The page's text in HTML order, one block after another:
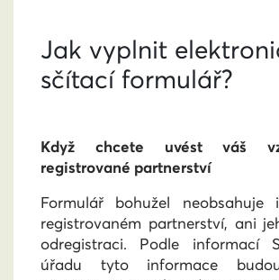
Jak vyplnit
sčítací formulář?
Když chcete uvést váš
registrované partnerství
Formulář bohužel neobsahuje
registrovaném partnerství, ani
odregistraci. Podle informací
úřadu tyto informace